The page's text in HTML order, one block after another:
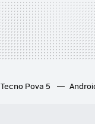
Tecno Pova 5